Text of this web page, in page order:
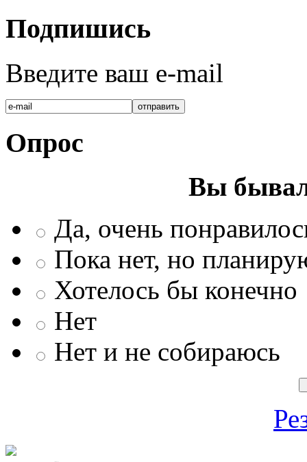
Подпишись
Введите ваш e-mail
Опрос
Вы
Да, очень
Пока нет, но
Хотелось бы конечно
Нет
Нет и не собираюсь